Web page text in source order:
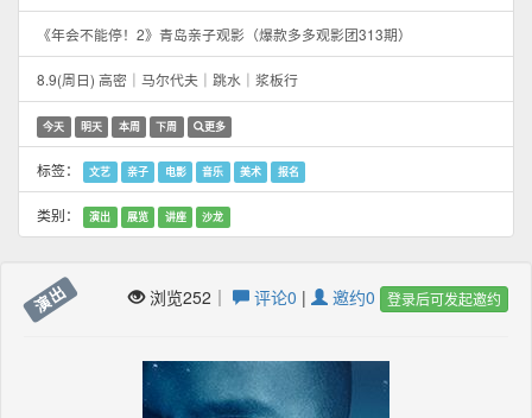
《年会不能停！2》青岛亲子观影（爆款多多观影团313期）
8.9(周日) 高密｜马尔代夫｜跳水｜浆板行
今天 明天 本周 下周 更多
标签： 文艺 亲子 电影 音乐 美术 报名
类别： 演出 展览 讲座 沙龙
演出 浏览252｜ 评论0 | 邀约0 登录后可发起邀约